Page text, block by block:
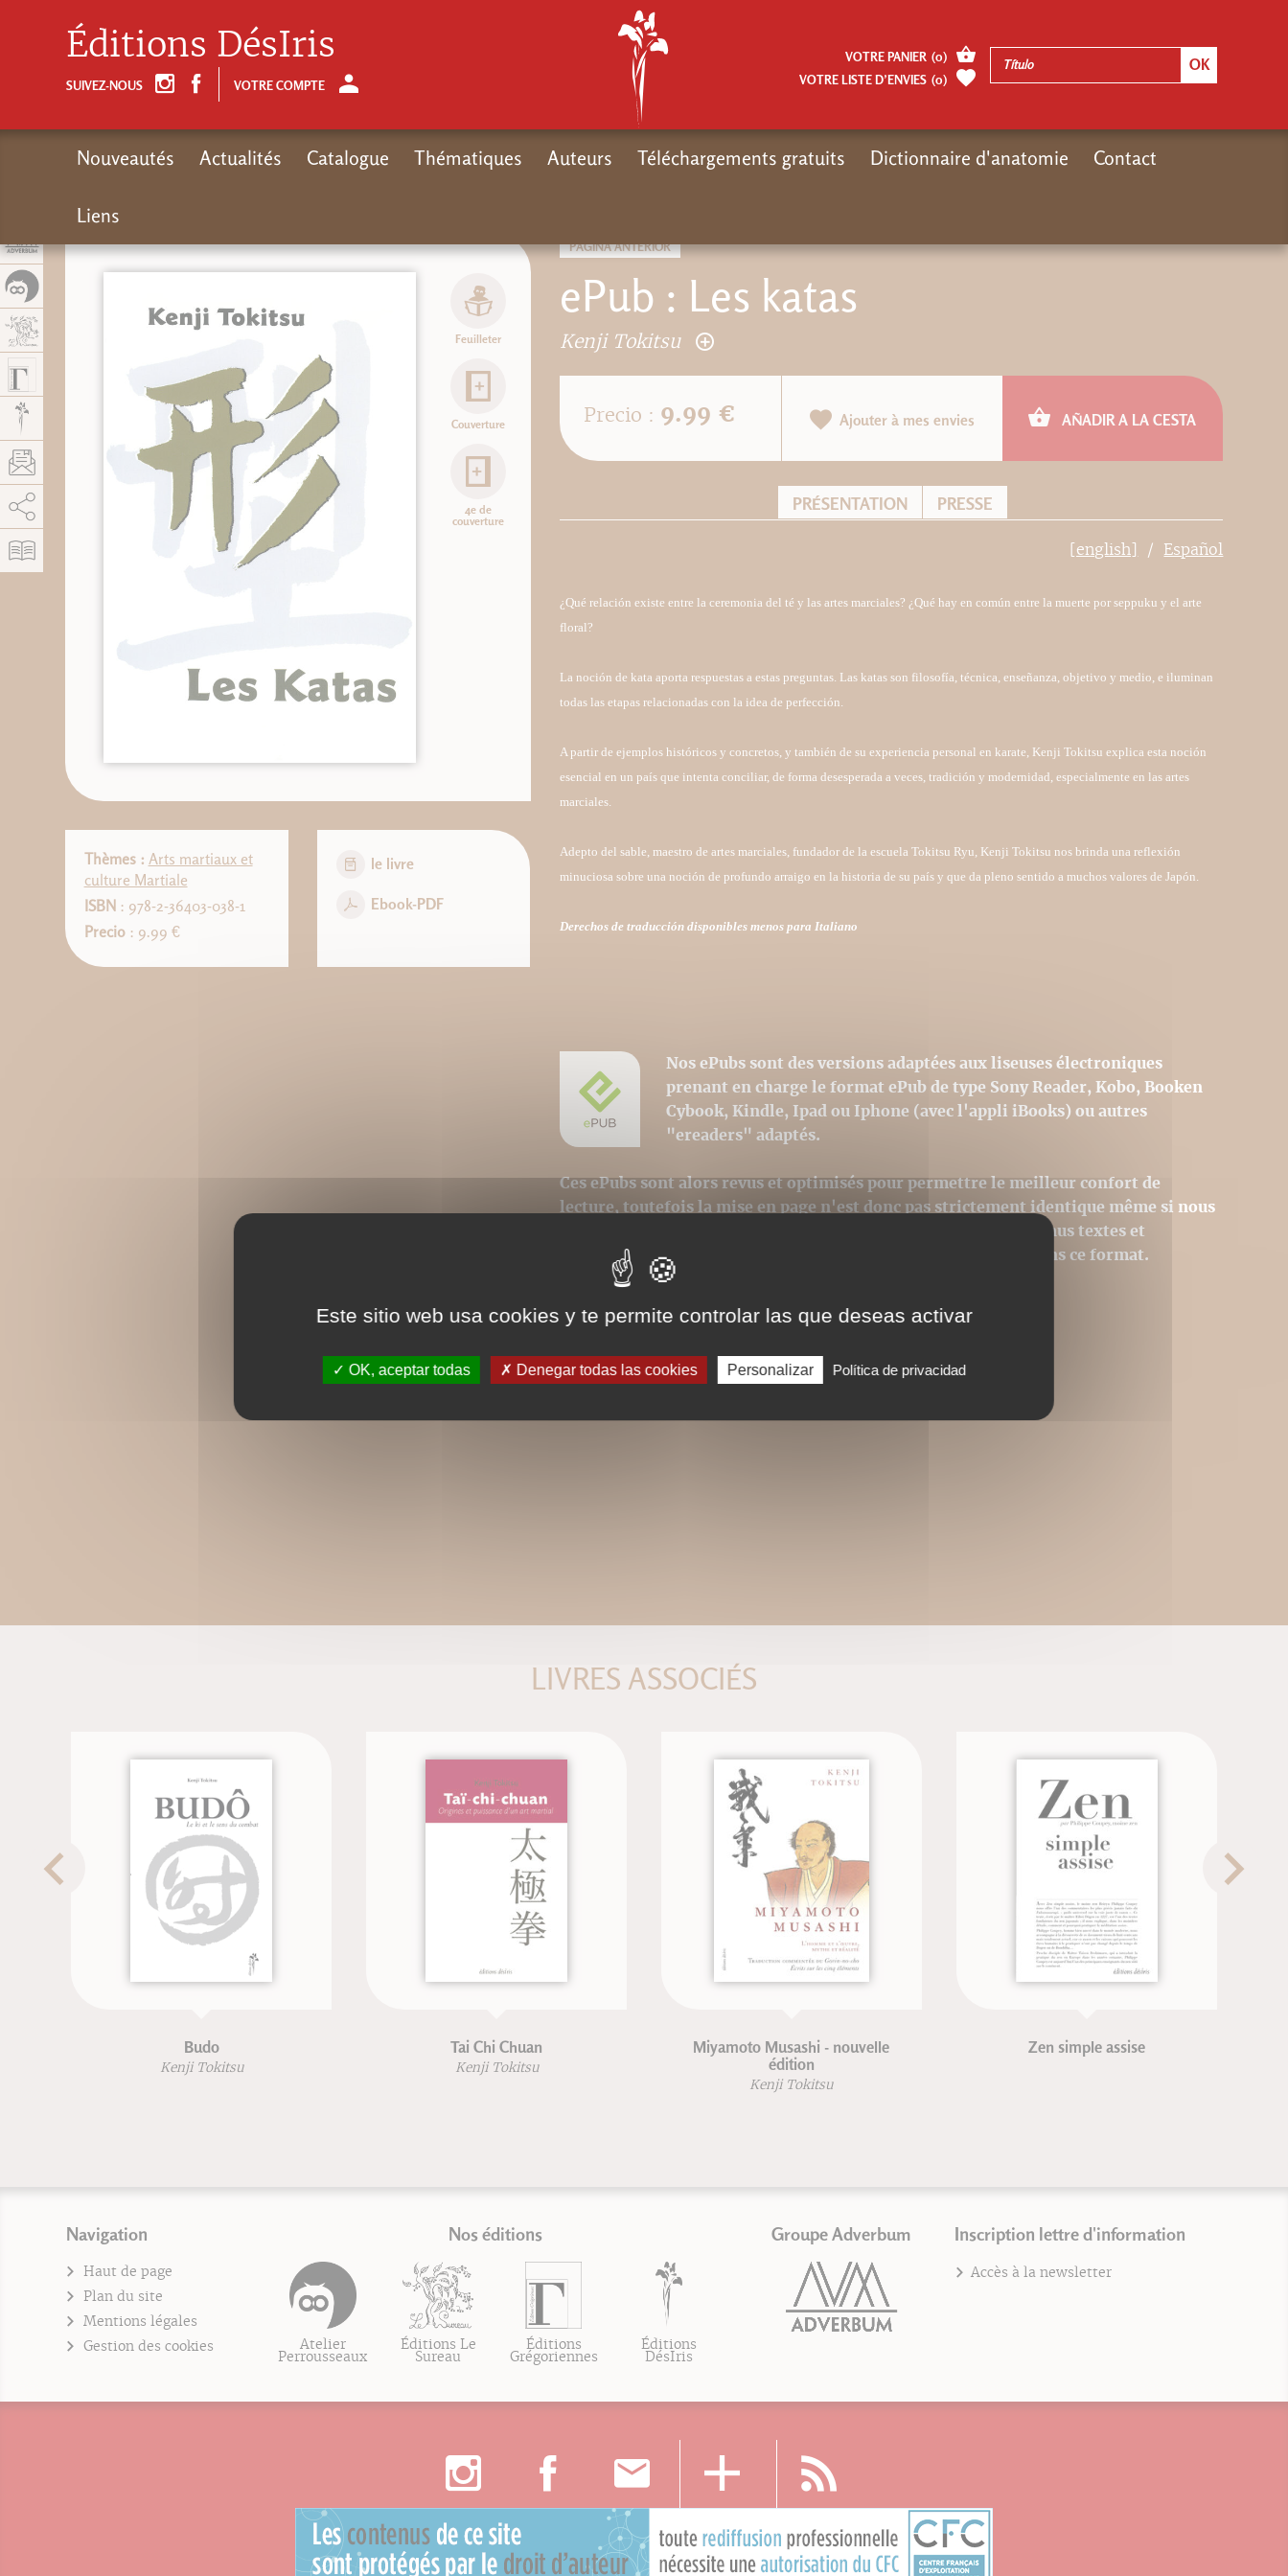
PÁGINA ANTERIOR
ePub : Les katas
Kenji Tokitsu
Feuilleter
Couverture
4e de
couverture
Thèmes : Arts martiaux et
culture Martiale
ISBN : 978-2-36403-038-1
Precio: 9.99 €
le livre
Ebook-PDF
Precio : 9.99 € Ajouter à mes envies AÑADIR A LA CESTA
PRÉSENTATION PRESSE
[english] Español
¿Qué relación existe entre la ceremonia del té y las artes marciales? ¿Qué hay en común entre la muerte por seppuku y el arte
floral?
La noción de kata aporta respuestas a estas preguntas. Las katas son filosofía, técnica, enseñanza, objetivo y medio, e iluminan
todas las etapas relacionadas con la idea de perfección.
A partir de ejemplos históricos y concretos, y también de su experiencia personal en karate, Kenji Tokitsu explica esta noción
esencial en un país que intenta conciliar, de forma desesperada a veces, tradición y modernidad, especialmente en las artes
marciales.
Adepto del sable, maestro de artes marciales, fundador de la escuela Tokitsu Ryu, Kenji Tokitsu nos brinda una reflexión
minuciosa sobre una noción de profundo arraigo en la historia de su país y que da pleno sentido a muchos valores de Japón.
Derechos de traducción disponibles menos para Italiano
Nos ePubs sont des versions adaptées aux liseuses électroniques
prenant en charge le format ePub de type Sony Reader, Kobo, Booken
Cybook, Kindle, Ipad ou Iphone (avec l'appli iBooks) ou autres
"ereaders" adaptés.
Ces ePubs sont alors revus et optimisés pour permettre le meilleur confort de
lecture, toutefois la mise en page n'est donc pas strictement identique même si nous
avons au mieux respecté la charte graphique initiale. Les contenus textes et
iconographiques sont, par contre, intégralement reproduits dans ce format.
LIVRES ASSOCIÉS
Budo
Kenji Tokitsu
Tai Chi Chuan
Kenji Tokitsu
Miyamoto Musashi - nouvelle
édition
Kenji Tokitsu
Zen simple assise
Navigation
Haut de page
Plan du site
Mentions légales
Gestion des cookies
Nos éditions
Atelier
Perrousseaux
Éditions Le
Sureau
Éditions
Grégoriennes
Éditions
DésIris
Groupe Adverbum Inscription lettre d'information
Accès à la newsletter
Éditions DésIris
SUIVEZ-NOUS VOTRE COMPTE
VOTRE PANIER (0)
VOTRE LISTE D’ENVIES (0)
Nouveautés Actualités Catalogue Thématiques Auteurs Téléchargements gratuits Dictionnaire d'anatomie Contact
Liens
AddThis está deshabilitado. Permitir
Este sitio web usa cookies y te permite controlar las que deseas activar
OK, aceptar todas Denegar todas las cookies Personalizar Política de privacidad